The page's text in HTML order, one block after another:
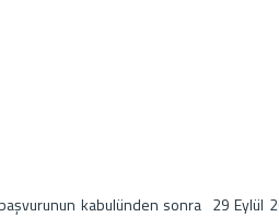
başvurunun kabulünden sonra 29 Eylül